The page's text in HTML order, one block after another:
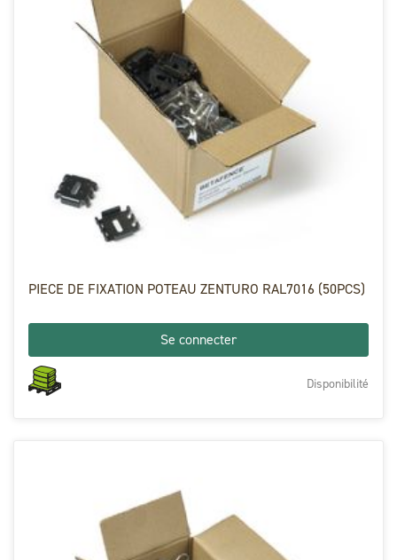
PIECE DE FIXATION POTEAU ZENTURO RAL7016 (50PCS)
Se connecter
Disponibilité